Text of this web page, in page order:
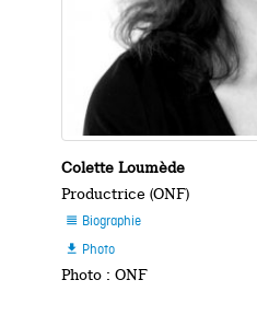
Colette Loumède
Productrice (ONF)
 Biographie
 Photo
Photo : ONF